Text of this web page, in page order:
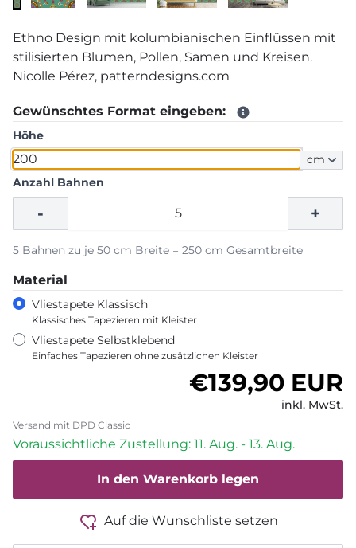
Ethno Design mit kolumbianischen Einflüssen mit
stilisierten Blumen, Pollen, Samen und Kreisen.
Nicolle Pérez, patterndesigns.com
Gewünschtes Format eingeben:
Höhe
cm
Anzahl Bahnen
- +
5 Bahnen zu je 50 cm Breite = 250 cm Gesamtbreite
Material
Vliestapete Klassisch
Klassisches Tapezieren mit Kleister
Vliestapete Selbstklebend
Einfaches Tapezieren ohne zusätzlichen Kleister
Normaler
€139,90 EUR
inkl. MwSt.
Versand mit DPD Classic
Voraussichtliche Zustellung: 11. Aug. - 13. Aug.
In den Warenkorb legen
Auf die Wunschliste setzen